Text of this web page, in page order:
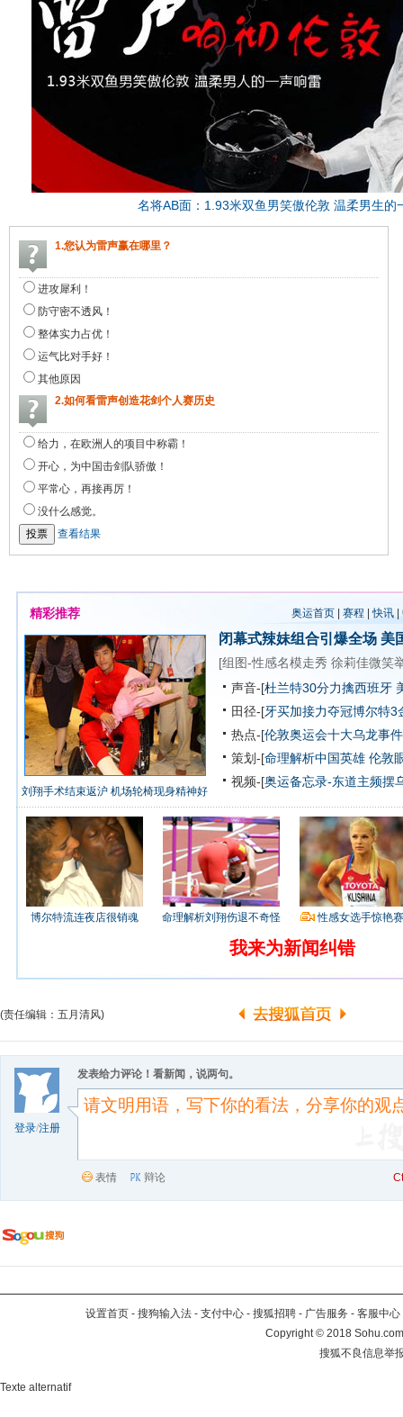
名将AB面：1.93米双鱼男笑傲伦敦 温柔男生的
1.您认为雷声赢在哪里？
进攻犀利！
防守密不透风！
整体实力占优！
运气比对手好！
其他原因
2.如何看雷声创造花剑个人赛历史
给力，在欧洲人的项目中称霸！
开心，为中国击剑队骄傲！
平常心，再接再厉！
没什么感觉。
查看结果
精彩推荐 奥运首页| 赛程 |快讯|
刘翔手术结束返沪 机场轮椅现身精神好
闭幕式辣妹组合引爆全场 美
[组图-性感名模走秀 徐莉佳微笑
声音-[杜兰特30分力擒西班牙
田径-[牙买加接力夺冠博尔特3
热点-[伦敦奥运会十大乌龙事件
策划-[命理解析中国英雄 伦敦
视频-[奥运备忘录-东道主频摆
博尔特流连夜店很销魂 命理解析刘翔伤退不奇怪 性感女选手惊艳
我来为新闻纠错
(责任编辑：五月清风)
登录/注册
发表给力评论！看新闻，说两句。
表情 辩论
设置首页 - 搜狗输入法 - 支付中心 - 搜狐招聘 - 广告服务 - 客服中心
Copyright©2018
搜狐不良信息举
Texte alternatif